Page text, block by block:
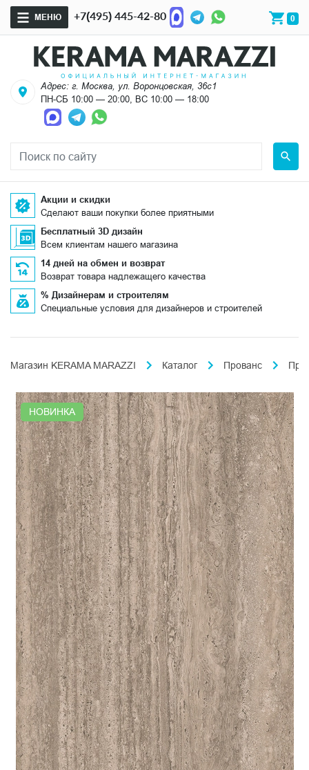
МЕНЮ +7(495) 445-42-80 0
Адрес: г. Москва, ул. Воронцовская, 36с1
ПН-СБ 10:00 — 20:00, ВС 10:00 — 18:00
Акции и скидки
Сделают ваши покупки более приятными
Бесплатный 3D дизайн
Всем клиентам нашего магазина
14 дней на обмен и возврат
Возврат товара надлежащего качества
% Дизайнерам и строителям
Специальные условия для дизайнеров и строителей
Магазин KERAMA MARAZZI Каталог Прованс Про
НОВИНКА